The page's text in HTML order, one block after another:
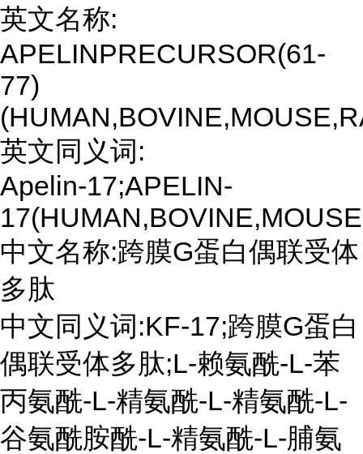
英文名称:
APELINPRECURSOR(61-
77)
英文同义词:
Apelin-17;APELIN-
中文名称:跨膜G蛋白偶联受体
多肽
中文同义词:KF-17;跨膜G蛋白
偶联受体多肽;L-赖氨酰-L-苯
丙氨酰-L-精氨酰-L-精氨酰-L-
谷氨酰胺酰-L-精氨酰-L-脯氨